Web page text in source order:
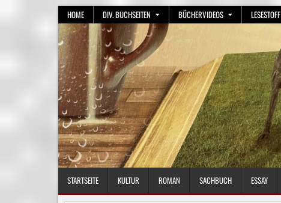
HOME DIV. BUCHSEITEN BÜCHERVIDEOS LESESTOFF
STARTSEITE KULTUR ROMAN SACHBUCH ESSAY